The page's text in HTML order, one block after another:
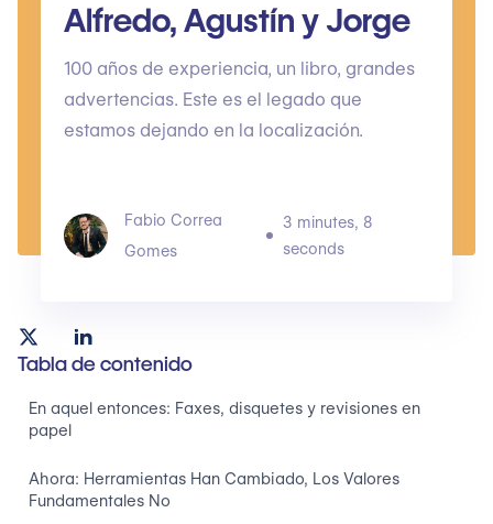
Alfredo, Agustín y Jorge
100 años de experiencia, un libro, grandes
advertencias. Este es el legado que
estamos dejando en la localización.
Fabio Correa
Gomes
3 minutes, 8
seconds
Tabla de contenido
En aquel entonces: Faxes, disquetes y revisiones en
papel
Ahora: Herramientas Han Cambiado, Los Valores
Fundamentales No